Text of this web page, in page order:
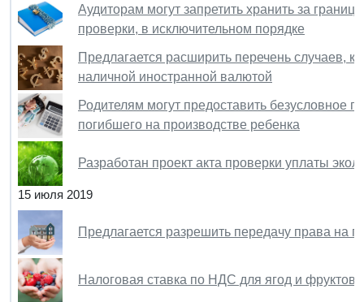
Аудиторам могут запретить хранить за
проверки, в исключительном порядке
Предлагается расширить перечень случаев,
наличной иностранной валютой
Родителям могут предоставить безусловное
погибшего на производстве ребенка
Разработан проект акта проверки уплаты
15 июля 2019
Предлагается разрешить передачу права на
Налоговая ставка по НДС для ягод и фруктов